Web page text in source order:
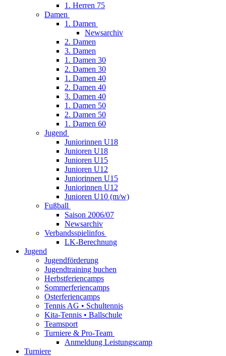
1. Herren 75
Damen
1. Damen
Newsarchiv
2. Damen
3. Damen
1. Damen 30
2. Damen 30
1. Damen 40
2. Damen 40
3. Damen 40
1. Damen 50
2. Damen 50
1. Damen 60
Jugend
Juniorinnen U18
Junioren U18
Junioren U15
Junioren U12
Juniorinnen U15
Juniorinnen U12
Junioren U10 (m/w)
Fußball
Saison 2006/07
Newsarchiv
Verbandsspielinfos
LK-Berechnung
Jugend
Jugendförderung
Jugendtraining buchen
Herbstferiencamps
Sommerferiencamps
Osterferiencamps
Tennis AG • Schultennis
Kita-Tennis • Ballschule
Teamsport
Turniere & Pro-Team
Anmeldung Leistungscamp
Turniere